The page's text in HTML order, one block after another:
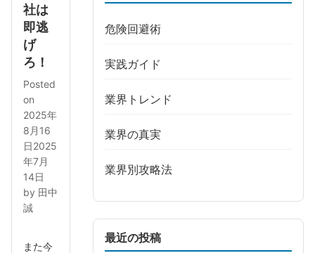
社は
即逃
げ
ろ！
Posted
on
2025年
8月16
日2025
年7月
14日
by 田中
誠
また今
危険回避術
実践ガイド
業界トレンド
業界の真実
業界別攻略法
最近の投稿